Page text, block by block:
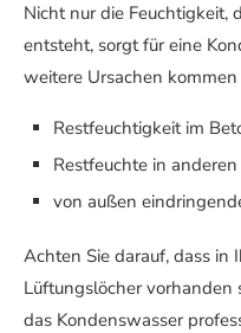
Nicht nur die Feuchtigkeit,
entsteht, sorgt für eine
weitere Ursachen
Restfeuchtigkeit im
Restfeuchte in
von außen
Achten Sie darauf, dass in
Lüftungslöcher vorhanden
das Kondenswasser